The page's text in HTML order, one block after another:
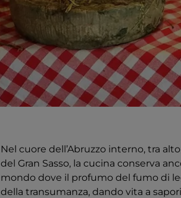
Nel cuore dell’Abruzzo interno, tra
del Gran Sasso, la cucina conserva
mondo dove il profumo del fumo di
della transumanza, dando vita a